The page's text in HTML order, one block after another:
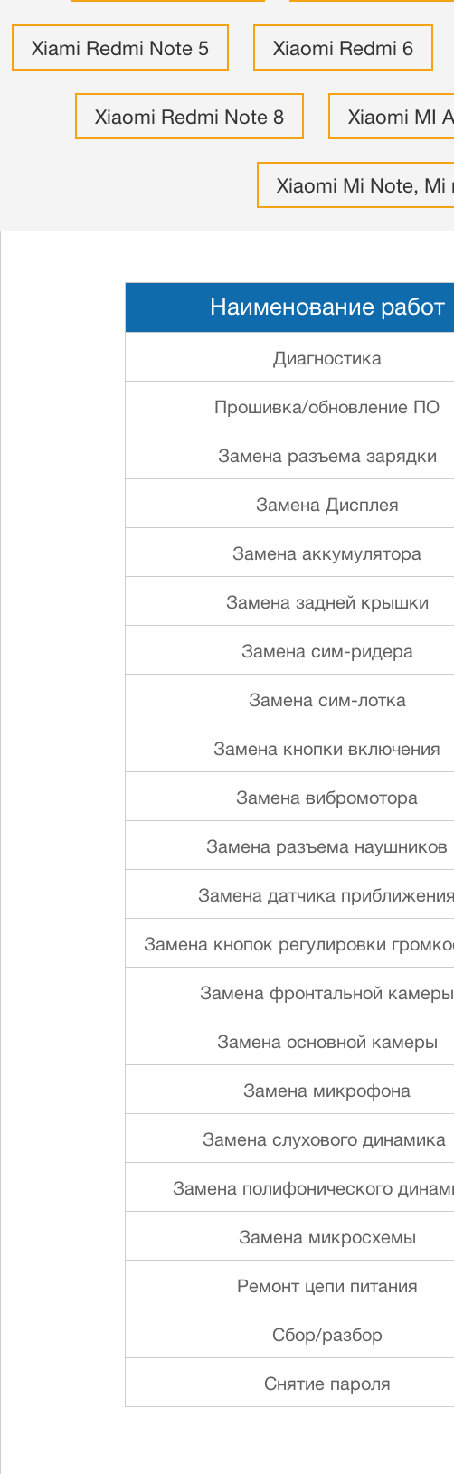
Xiami Redmi Note 5 Xiaomi Redmi 6
Xiaomi Redmi Note 8 Xiaomi MI
Xiaomi Mi Note, Mi
Наименование работ
Диагностика
Прошивка/обновление ПО
Замена разъема зарядки
Замена Дисплея
Замена аккумулятора
Замена задней крышки
Замена сим-ридера
Замена сим-лотка
Замена кнопки включения
Замена вибромотора
Замена разъема наушников
Замена датчика приближения
Замена кнопок регулировки
Замена фронтальной камеры
Замена основной камеры
Замена микрофона
Замена слуxового динамика
Замена полифонического
Замена микросхемы
Ремонт цепи питания
Сбор/разбор
Снятие пароля